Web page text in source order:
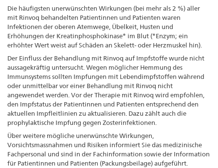
Die häufigsten unerwünschten Wirkungen (bei mehr als 2 %) aller
mit Rinvoq behandelten Patientinnen und Patienten waren
Infektionen der oberen Atemwege, Übelkeit, Husten und
Erhöhungen der Kreatinphosphokinase* im Blut (*Enzym; ein
erhöhter Wert weist auf Schäden an Skelett- oder Herzmuskel hin).
Der Einfluss der Behandlung mit Rinvoq auf Impfstoffe wurde nicht
aussagekräftig untersucht. Wegen möglicher Hemmung des
Immunsystems sollten Impfungen mit Lebendimpfstoffen während
oder unmittelbar vor einer Behandlung mit Rinvoq nicht
angewendet werden. Vor der Therapie mit Rinvoq wird empfohlen,
den Impfstatus der Patientinnen und Patienten entsprechend den
aktuellen Impfleitlinien zu aktualisieren. Dazu zählt auch die
prophylaktische Impfung gegen Zosterinfektionen.
Über weitere mögliche unerwünschte Wirkungen,
Vorsichtsmassnahmen und Risiken informiert Sie das medizinische
Fachpersonal und sind in der Fachinformation sowie der Information
für Patientinnen und Patienten (Packungsbeilage) aufgeführt.